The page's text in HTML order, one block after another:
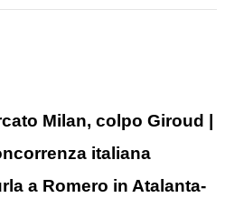
Milan, colpo Giroud |
italiana
a Romero in Atalanta-